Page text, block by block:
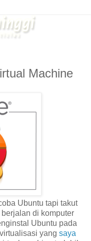
Machine
Ubuntu tapi takut
di komputer
Ubuntu pada
yang saya